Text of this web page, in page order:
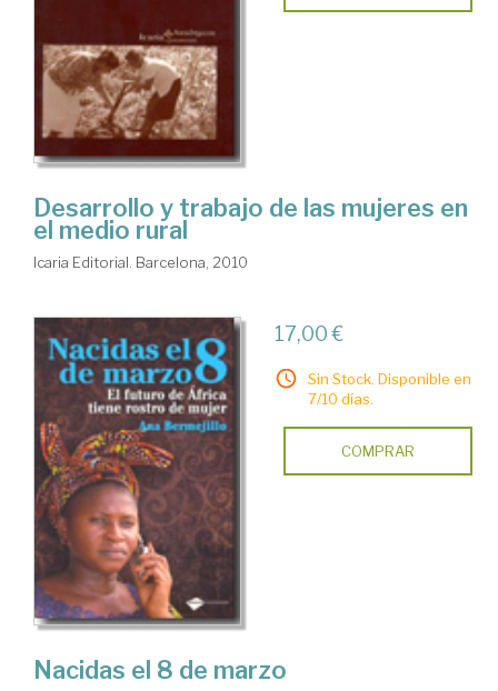
Desarrollo y trabajo de las mujeres en
el medio rural
Icaria Editorial. Barcelona, 2010
17,00 €
Sin Stock. Disponible en
7/10 días.
COMPRAR
Nacidas el 8 de marzo